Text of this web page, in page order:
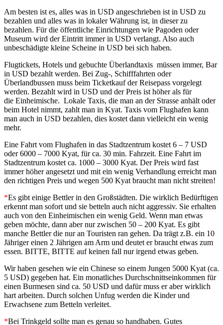
Am besten ist es, alles was in USD angeschrieben ist in USD zu
bezahlen und alles was in lokaler Währung ist, in dieser zu
bezahlen. Für die öffentliche Einrichtungen wie Pagoden oder
Museum wird der Eintritt immer in USD verlangt. Also auch
unbeschädigte kleine Scheine in USD bei sich haben.
Flugtickets, Hotels und gebuchte Überlandtaxis müssen immer, Bar
in USD bezahlt werden. Bei Zug-, Schifffahrten oder
Überlandbussen muss beim Ticketkauf der Reisepass vorgelegt
werden. Bezahlt wird in USD und der Preis ist höher als für
die Einheimische. Lokale Taxis, die man an der Strasse anhält oder
beim Hotel nimmt, zahlt man in Kyat. Taxis vom Flughafen kann
man auch in USD bezahlen, dies kostet dann vielleicht ein wenig
mehr.
Eine Fahrt vom Flughafen in das Stadtzentrum kostet 6 – 7 USD
oder 6000 – 7000 Kyat, für ca. 30 min. Fahrzeit. Eine Fahrt im
Stadtzentrum kostet ca. 1000 – 3000 Kyat. Der Preis wird fast
immer höher angesetzt und mit ein wenig Verhandlung erreicht man
den richtigen Preis und wegen 500 Kyat braucht man nicht streiten!
*Es gibt einige Bettler in den Großstädten. Die wirklich Bedürftigen
erkennt man sofort und sie betteln auch nicht aggressiv. Sie erhalten
auch von den Einheimischen ein wenig Geld. Wenn man etwas
geben möchte, dann aber nur zwischen 50 – 200 Kyat. Es gibt
manche Bettler die nur an Touristen ran gehen. Da trägt z.B. ein 10
Jähriger einen 2 Jährigen am Arm und deutet er braucht etwas zum
essen. BITTE, BITTE auf keinen fall nur irgend etwas geben.
Wir haben gesehen wie ein Chinese so einem Jungen 5000 Kyat (ca.
5 USD) gegeben hat. Ein monatliches Durchschnittseinkommen für
einen Burmesen sind ca. 50 USD und dafür muss er aber wirklich
hart arbeiten. Durch solchen Unfug werden die Kinder und
Erwachsene zum Betteln verleitet.
*Bei Trinkgeld sollte man es genau so handhaben. Gutes